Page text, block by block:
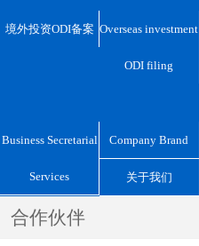
境外投资ODI备案 Overseas investment
ODI filing
Business Secretarial
Services
Company Brand
关于我们
合作伙伴